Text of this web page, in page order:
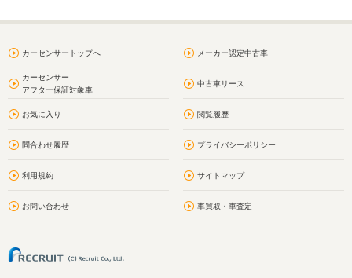
カーセンサートップへ メーカー認定中古車
カーセンサー
アフター保証対象車
中古車リース
お気に入り 閲覧履歴
問合わせ履歴 プライバシーポリシー
利用規約 サイトマップ
お問い合わせ 車買取・車査定